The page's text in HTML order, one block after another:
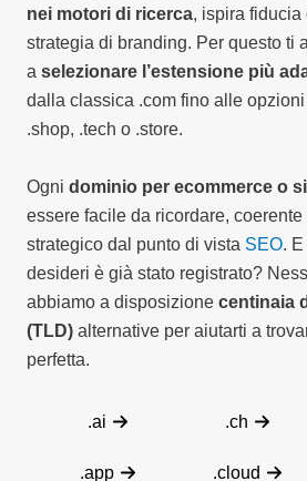
nei motori di ricerca, ispira fiducia
strategia di branding. Per questo ti
a selezionare l’estensione più
dalla classica .com fino alle
.shop, .tech o .store.
Ogni dominio per ecommerce o
essere facile da ricordare,
strategico dal punto di vista SEO.
desideri è già stato registrato?
abbiamo a disposizione centinaia
(TLD) alternative per aiutarti a
perfetta.
.ai
.app
.ch
.cloud